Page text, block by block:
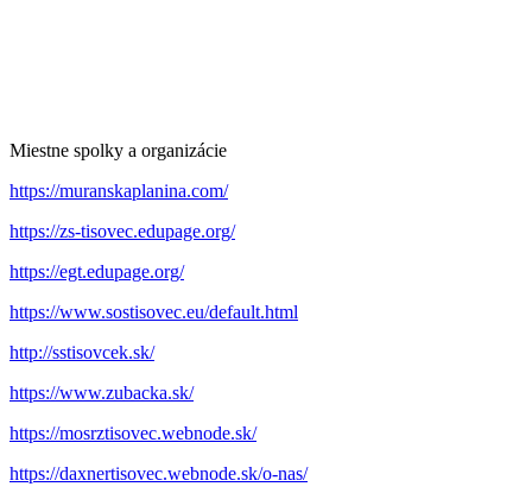
Miestne spolky a organizácie
https://muranskaplanina.com/
https://zs-tisovec.edupage.org/
https://egt.edupage.org/
https://www.sostisovec.eu/default.html
http://sstisovcek.sk/
https://www.zubacka.sk/
https://mosrztisovec.webnode.sk/
https://daxnertisovec.webnode.sk/o-nas/